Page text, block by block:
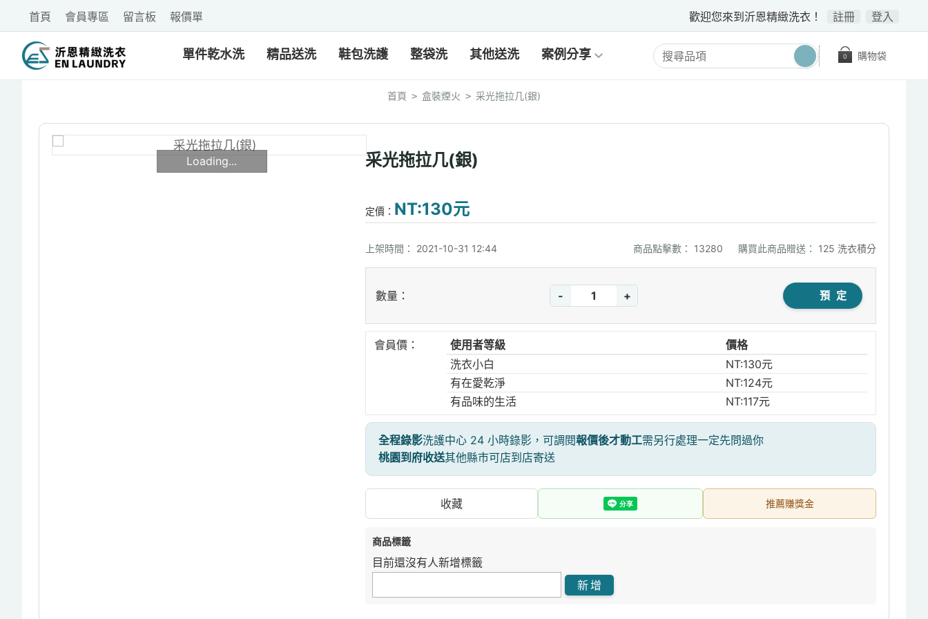
歡迎您來到沂恩精緻洗衣！ 註冊 登入
首頁 會員專區 留言板 報價單
單件乾水洗 精品送洗 鞋包洗護 整袋洗 其他送洗 案例分享 購物袋
0
首頁 > 盒裝煙火 > 采光拖拉几(銀)
采光拖拉几(銀)
定價： NT:130元
上架時間： 2021-10-31 12:44 商品點擊數： 13280 購買此商品贈送： 125 洗衣積分
數量： - + 預 定
會員價： 使用者等級
價格
洗衣小白
NT:130元
有在愛乾淨
NT:124元
有品味的生活
NT:117元
全程錄影洗護中心 24 小時錄影，可調閱報價後才動工需另行處理一定先問過你
桃園到府收送其他縣市可店到店寄送
收藏 推薦賺獎金
商品標籤
目前還沒有人新增標籤
Loading...